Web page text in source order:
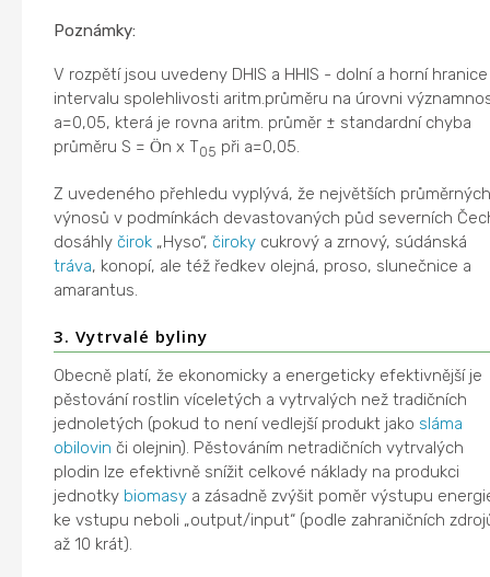
Poznámky:
V rozpětí jsou uvedeny DHIS a HHIS - dolní a horní hranice
intervalu spolehlivosti aritm.průměru na úrovni
a=0,05, která je rovna aritm. průměr ± standardní chyba
průměru S = Ön x T05 při a=0,05.
Z uvedeného přehledu vyplývá, že největších průměrných
výnosů v podmínkách devastovaných půd severních
dosáhly čirok„Hyso“, čirokycukrový a zrnový, súdánská
tráva, konopí, ale též ředkev olejná, proso, slunečnice a
amarantus.
3. Vytrvalé byliny
Obecně platí, že ekonomicky a energeticky efektivnější je
pěstování rostlin víceletých a vytrvalých než tradičních
jednoletých (pokud to není vedlejší produkt jako sláma
obilovin či olejnin). Pěstováním netradičních vytrvalých
plodin lze efektivně snížit celkové náklady na produkci
jednotky biomasya zásadně zvýšit poměr výstupu
ke vstupu neboli „output/input“ (podle zahraničních
až 10 krát).